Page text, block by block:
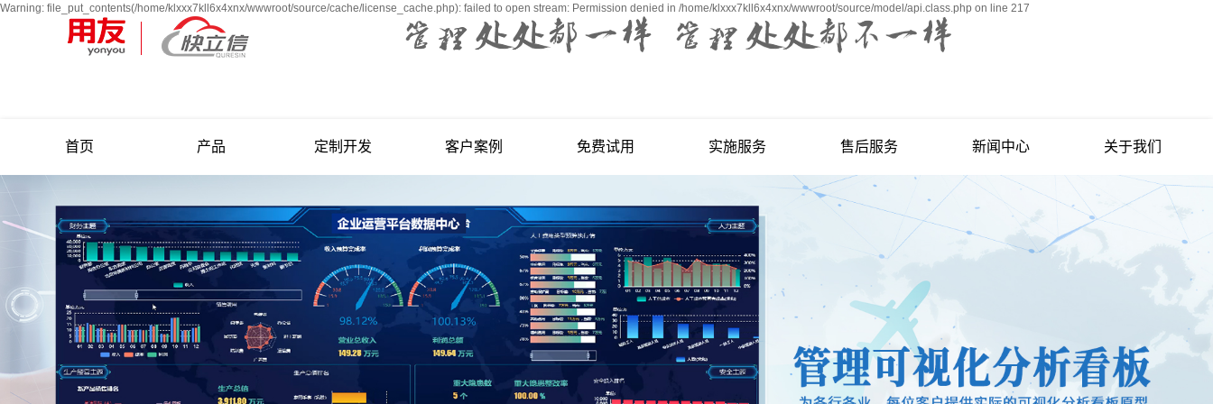
Warning: file_put_contents(/home/klxxx7kll6x4xnx/wwwroot/source/cache/license_cache.php): failed to open stream: Permission denied in /home/klxxx7kll6x4xnx/wwwroot/source/model/api.class.php on line 217
首页 产品
面向中型及成长型企业
用友云
面向小微企业
工厂管理/条码管理
定制开发 客户案例
电子、电器
医药、化工
免费试用
YonSuite
U订货
友云采
友空间
实施服务 售后服务
培训服务
新闻中心
公司新闻
行业资讯
用友年会
关于我们
公司简介
联系我们